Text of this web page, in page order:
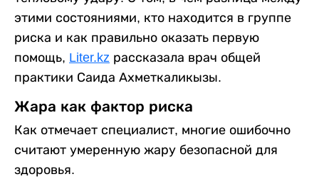
этими состояниями, кто находится в группе
риска и как правильно оказать первую
помощь, Liter.kz рассказала врач общей
практики Саида Ахметкаликызы.
Жара как фактор риска
Как отмечает специалист, многие ошибочно
считают умеренную жару безопасной для
здоровья.